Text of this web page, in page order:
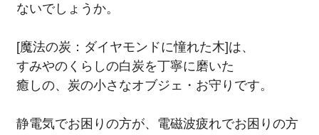
ないでしょうか。
[魔法の炭：ダイヤモンドに憧れた木]は、
すみやのくらしの白炭を丁寧に磨いた
癒しの、炭の小さなオブジェ・お守りです。
静電気でお困りの方が、電磁波疲れでお困りの方